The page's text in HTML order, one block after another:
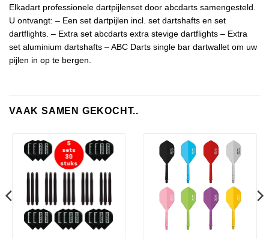
Elkadart professionele dartpijlenset door abcdarts samengesteld.
U ontvangt: – Een set dartpijlen incl. set dartshafts en set
dartflights. – Extra set abcdarts extra stevige dartflights – Extra
set aluminium dartshafts – ABC Darts single bar dartwallet om uw
pijlen in op te bergen.
VAAK SAMEN GEKOCHT..